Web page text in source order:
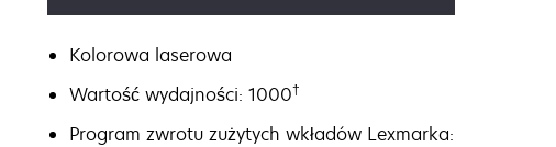
Kolorowa laserowa
Wartość wydajności: 1000†
Program zwrotu zużytych wkładów Lexmarka: